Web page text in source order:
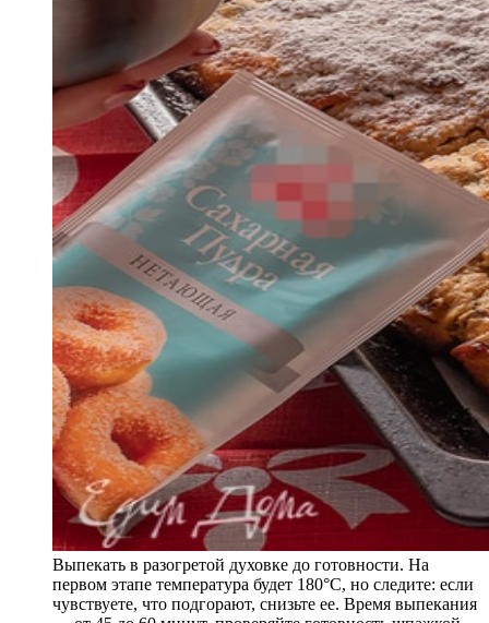
Выпекать в разогретой духовке до готовности. На
первом этапе температура будет 180°C, но следите: если
чувствуете, что подгорают, снизьте ее. Время выпекания